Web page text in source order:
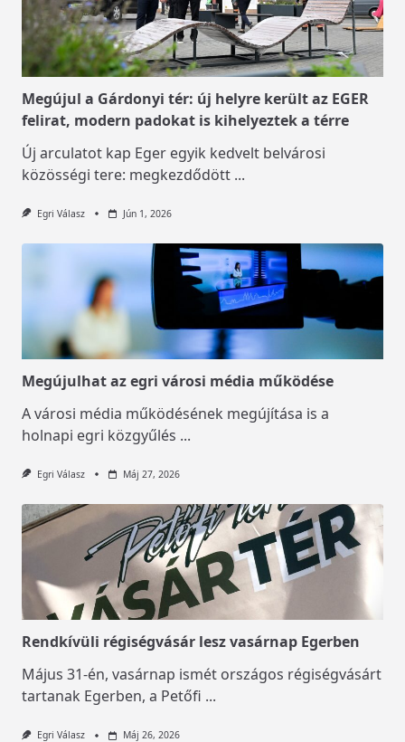
Megújul a Gárdonyi tér: új helyre került az EGER
felirat, modern padokat is kihelyeztek a térre
Új arculatot kap Eger egyik kedvelt belvárosi
közösségi tere: megkezdődött ...
Egri Válasz Jún 1, 2026
Megújulhat az egri városi média működése
A városi média működésének megújítása is a
holnapi egri közgyűlés ...
Egri Válasz Máj 27, 2026
Rendkívüli régiségvásár lesz vasárnap Egerben
Május 31-én, vasárnap ismét országos régiségvásárt
tartanak Egerben, a Petőfi ...
Egri Válasz Máj 26, 2026